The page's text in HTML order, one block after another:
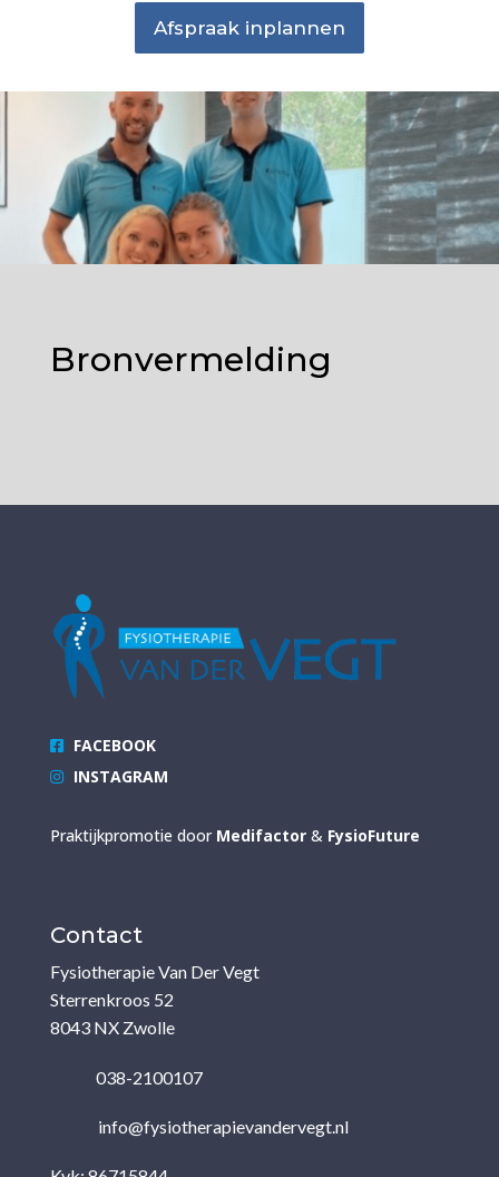
Afspraak inplannen
Bronvermelding
FACEBOOK
INSTAGRAM
Praktijkpromotie door Medifactor& FysioFuture
Contact
Fysiotherapie Van Der Vegt
Sterrenkroos 52
8043 NX Zwolle
038-2100107
info@fysiotherapievandervegt.nl